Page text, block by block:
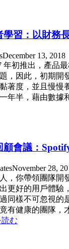
習：以財務
December 13, 2018
年初推出，產品
，因此，初期開
著度，並且慢慢
年半，藉由數據
會議：
November 28,
，你帶領團隊開
更好的用戶體
同樣不可忽視的
有健康的團隊，
む